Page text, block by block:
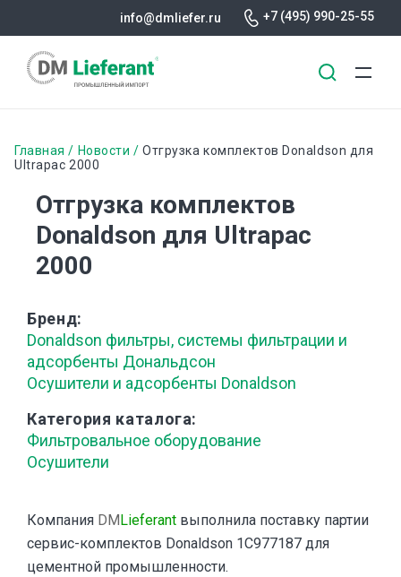
основному
info@dmliefer.ru +7 (495) 990-25-55
Строка
навигации
Главная Новости
Отгрузка комплектов Donaldson для
Ultrapac 2000
Отгрузка комплектов
Donaldson для Ultrapac
2000
Бренд
Donaldson фильтры, системы фильтрации и
адсорбенты Дональдсон
Осушители и адсорбенты Donaldson
Категория каталога
Фильтровальное оборудование
Осушители
Компания DMLieferant выполнила поставку партии
сервис-комплектов Donaldson 1C977187 для
цементной промышленности.